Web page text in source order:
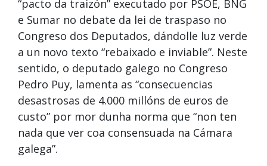
“pacto da traizón” executado por PSOE, BNG
e Sumar no debate da lei de traspaso no
Congreso dos Deputados, dándolle luz verde
a un novo texto “rebaixado e inviable”. Neste
sentido, o deputado galego no Congreso
Pedro Puy, lamenta as “consecuencias
desastrosas de 4.000 millóns de euros de
custo” por mor dunha norma que “non ten
nada que ver coa consensuada na Cámara
galega”.